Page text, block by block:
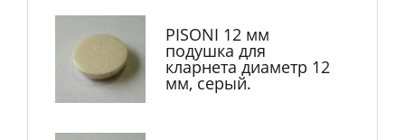
PISONI 12 мм
подушка для
кларнета диаметр 12
мм, серый.